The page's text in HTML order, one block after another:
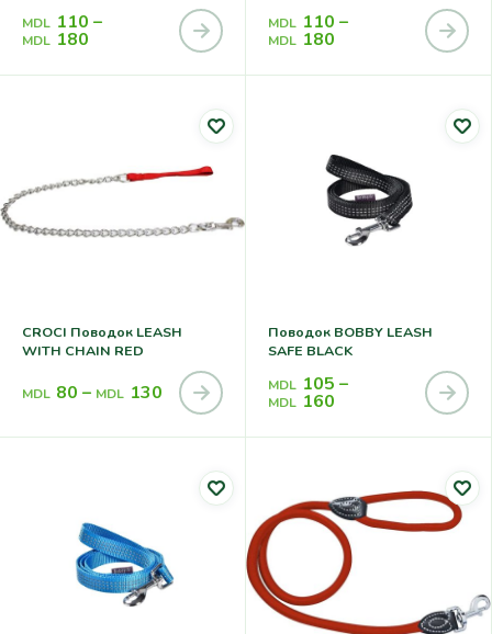
MDL 110 –
MDL 180
MDL 110 –
MDL 180
CROCI Поводок LEASH
WITH CHAIN RED
MDL 80 – MDL 130
Поводок BOBBY LEASH
SAFE BLACK
MDL 105 –
MDL 160